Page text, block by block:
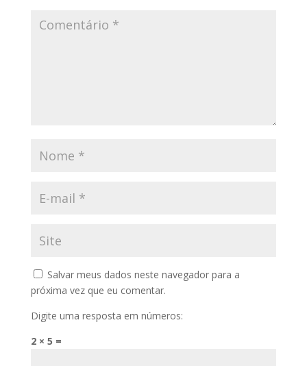
Salvar meus dados neste navegador para a
próxima vez que eu comentar.
Digite uma resposta em números:
2 × 5 =